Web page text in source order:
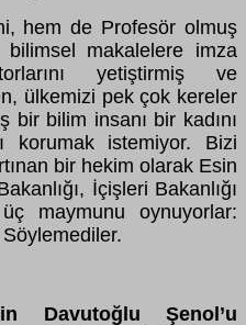
hem de Profesör olmuş
makalelere imza
yetiştirmiş ve
ülkemizi pek çok kereler
bir bilim insanı bir kadını
korumak istemiyor. Bizi
bir hekim olarak Esin
İçişleri Bakanlığı
maymunu oynuyorlar:
Davutoğlu Şenol’u